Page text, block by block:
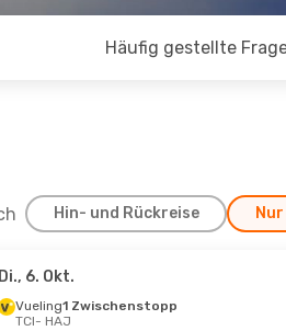
Häufig gestellte
Hin- und Rückreise
7. Sept.
Di., 6. Okt.
Vueling1 Zwischenstopp
TCI- HAJ